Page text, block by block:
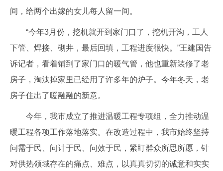
间，给两个出嫁的女儿每人留一间。
“今年3月份，挖机就开到家门口了，挖机开沟，工人
下管、焊接、砌井，最后回填，工程进度很快。”王建国告
诉记者，看着铺到了家门口的暖气管，他也重新装修了老
房子，淘汰掉家里已经用了许多年的炉子。今年冬天，老
房子住出了暖融融的新意。
今年，我市成立了推进温暖工程专项组，全力推动温
暖工程各项工作落地落实。在改造过程中，我市始终坚持
问需于民、问计于民、问效于民，紧盯群众所思所愿，针
对供热领域存在的痛点、难点，以真真切切的诚意和实实